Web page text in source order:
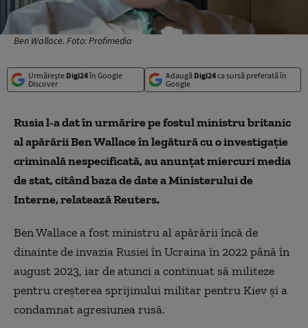
Ben Wallace. Foto: Profimedia
Urmărește Digi24în Google
Discover
Adaugă Digi24ca sursă preferată în
Google
Rusia l-a dat în urmărire pe fostul ministru britanic
al apărării Ben Wallace în legătură cu o investigaţie
criminală nespecificată, au anunţat miercuri media
de stat, citând baza de date a Ministerului de
Interne, relatează Reuters.
Ben Wallace a fost ministru al apărării încă de
dinainte de invazia Rusiei în Ucraina în 2022 până în
august 2023, iar de atunci a continuat să militeze
pentru creşterea sprijinului militar pentru Kiev şi a
condamnat agresiunea rusă.